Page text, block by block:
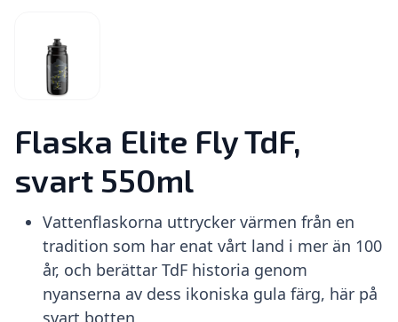
Flaska Elite Fly TdF,
svart 550ml
Vattenflaskorna uttrycker värmen från en
tradition som har enat vårt land i mer än 100
år, och berättar TdF historia genom
nyanserna av dess ikoniska gula färg, här på
svart botten